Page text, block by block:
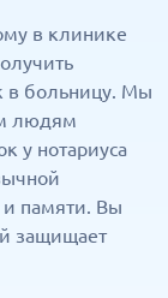
в клинике
в больницу. Мы
людям
у нотариуса
и памяти. Вы
защищает